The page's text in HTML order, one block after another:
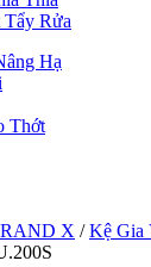
Tẩy Rửa
Hạ
Thớt
X /Kệ Gia